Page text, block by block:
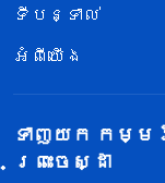
ទីបន្ទាល់
អំពីយើង
ទាញយក កម្ម
ព្រះចេស្ដា